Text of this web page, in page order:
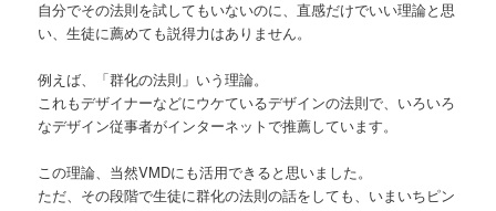
自分でその法則を試してもいないのに、直感だけでいい理論と思
い、生徒に薦めても説得力はありません。
例えば、「群化の法則」いう理論。
これもデザイナーなどにウケているデザインの法則で、いろいろ
なデザイン従事者がインターネットで推薦しています。
この理論、当然VMDにも活用できると思いました。
ただ、その段階で生徒に群化の法則の話をしても、いまいちピン